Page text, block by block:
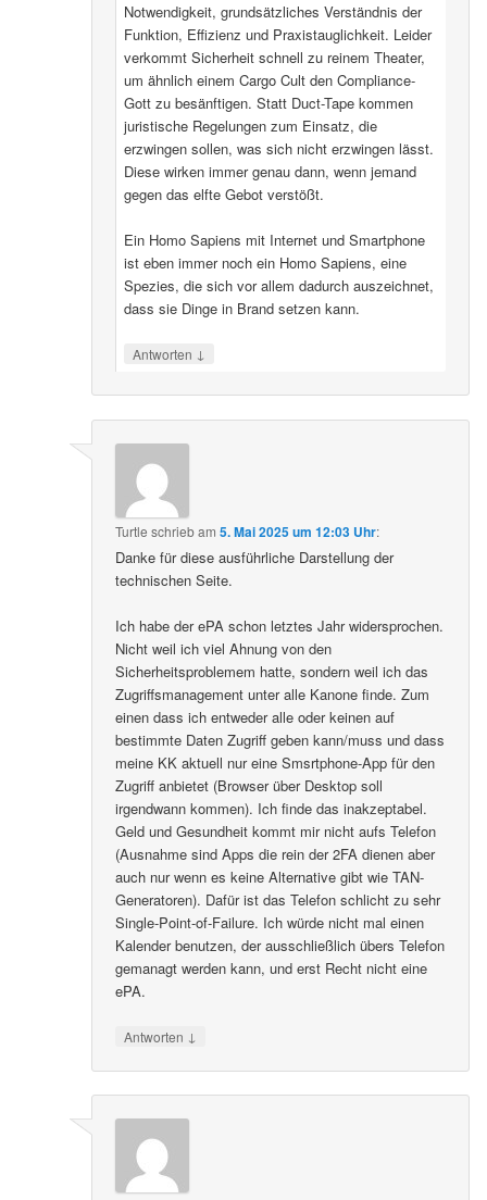
Notwendigkeit, grundsätzliches Verständnis der
Funktion, Effizienz und Praxistauglichkeit. Leider
verkommt Sicherheit schnell zu reinem Theater,
um ähnlich einem Cargo Cult den Compliance-
Gott zu besänftigen. Statt Duct-Tape kommen
juristische Regelungen zum Einsatz, die
erzwingen sollen, was sich nicht erzwingen lässt.
Diese wirken immer genau dann, wenn jemand
gegen das elfte Gebot verstößt.
Ein Homo Sapiens mit Internet und Smartphone
ist eben immer noch ein Homo Sapiens, eine
Spezies, die sich vor allem dadurch auszeichnet,
dass sie Dinge in Brand setzen kann.
Antworten ↓
Turtle schriebam5. Mai 2025 um 12:03 Uhr:
Danke für diese ausführliche Darstellung der
technischen Seite.
Ich habe der ePA schon letztes Jahr widersprochen.
Nicht weil ich viel Ahnung von den
Sicherheitsproblemem hatte, sondern weil ich das
Zugriffsmanagement unter alle Kanone finde. Zum
einen dass ich entweder alle oder keinen auf
bestimmte Daten Zugriff geben kann/muss und dass
meine KK aktuell nur eine Smsrtphone-App für den
Zugriff anbietet (Browser über Desktop soll
irgendwann kommen). Ich finde das inakzeptabel.
Geld und Gesundheit kommt mir nicht aufs Telefon
(Ausnahme sind Apps die rein der 2FA dienen aber
auch nur wenn es keine Alternative gibt wie TAN-
Generatoren). Dafür ist das Telefon schlicht zu sehr
Single-Point-of-Failure. Ich würde nicht mal einen
Kalender benutzen, der ausschließlich übers Telefon
gemanagt werden kann, und erst Recht nicht eine
ePA.
Antworten ↓